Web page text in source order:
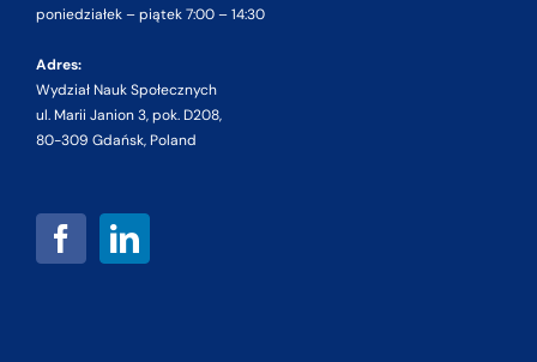
poniedziałek – piątek 7:00 – 14:30
Adres:
Wydział Nauk Społecznych
ul. Marii Janion 3, pok. D208,
80-309 Gdańsk, Poland